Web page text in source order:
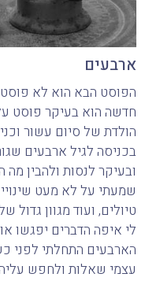
ארבעים
הפוסט הבא הוא לא
חדשה הוא בעיקר פוסט
הולדת של סיום עשור
בכניסה לגיל ארבעים
ובעיקר לנסות ולהבין
שמעתי על לא מעט
טיולים, ועוד מגוון
לי איפה הדברים יפגשו
הארבעים התחלתי לפני
עצמי שאלות ולחפש